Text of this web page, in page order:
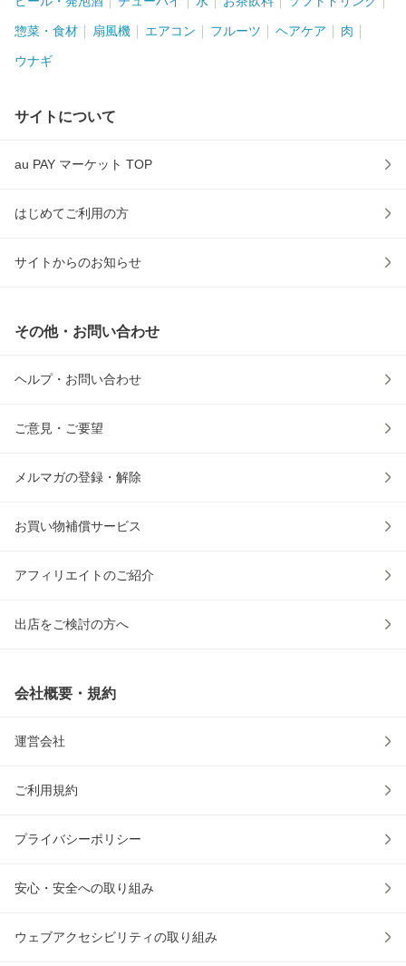
惣菜・食材 扇風機 エアコン フルーツ ヘアケア 肉
ウナギ
サイトについて
au PAY マーケット TOP
はじめてご利用の方
サイトからのお知らせ
その他・お問い合わせ
ヘルプ・お問い合わせ
ご意見・ご要望
メルマガの登録・解除
お買い物補償サービス
アフィリエイトのご紹介
出店をご検討の方へ
会社概要・規約
運営会社
ご利用規約
プライバシーポリシー
安心・安全への取り組み
ウェブアクセシビリティの取り組み